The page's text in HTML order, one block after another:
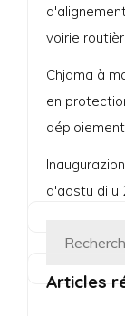
voirie
Chjama à
en
d'aostu di u
Articles